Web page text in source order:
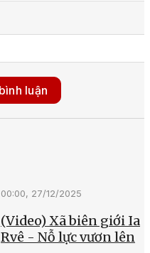
Gửi bình luận
00:00, 27/12/2025
(Video) Xã biên giới Ia
Rvê - Nỗ lực vươn lên